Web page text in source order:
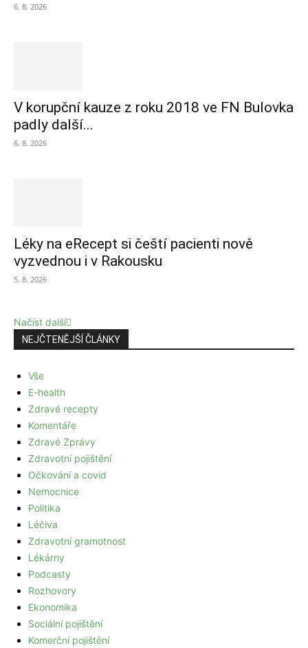
6. 8. 2026
V korupční kauze z roku 2018 ve FN Bulovka
padly další...
6. 8. 2026
Léky na eRecept si čeští pacienti nově
vyzvednou i v Rakousku
5. 8. 2026
Načíst další
NEJČTENĚJŠÍ ČLÁNKY
Vše
E-health
Zdravé recepty
Komentáře
Zdravé Zprávy
Zdravotní pojištění
Očkování a covid
Nemocnice
Politika
Léčiva
Zdravotní gramotnost
Lékárny
Podcasty
Rozhovory
Ekonomika
Sociální pojištění
Komerční pojištění